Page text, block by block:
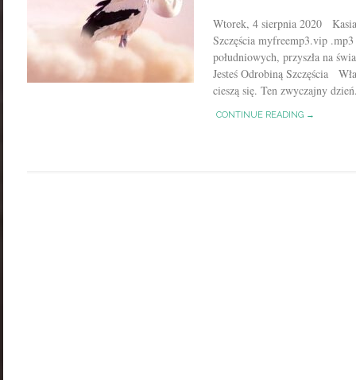
Wtorek, 4 sierpnia 2020
Szczęścia myfreemp3.vip
południowych, przyszła na
Jesteś Odrobiną Szczęścia
cieszą się. Ten zwyczajny
CONTINUE READING →